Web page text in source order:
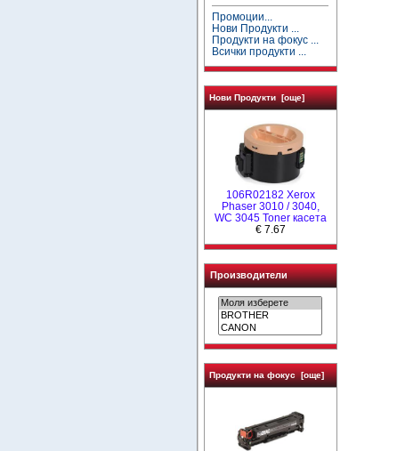
Промоции...
Нови Продукти ...
Продукти на фокус ...
Всички продукти ...
Нови Продукти [още]
106R02182 Xerox
Phaser 3010 / 3040,
WC 3045 Toner касета
€ 7.67
Производители
Продукти на фокус [още]